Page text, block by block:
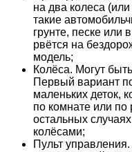
на два колеса
такие
грунте, песке или
рвётся на
модель;
Колёса. Могут
Первый вариант
маленьких деток,
по комнате или по
остальных
колёсами;
Пульт